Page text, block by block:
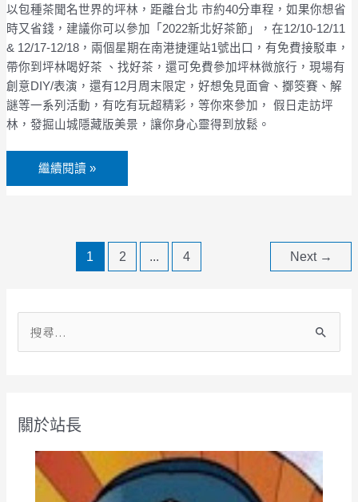
以包種茶聞名世界的坪林，距離台北 市約40分車程，如果你想省
時又省錢，建議你可以參加「2022新北好茶節」，在12/10-12/11
& 12/17-12/18，兩個星期在南港捷運站1號出口，有免費接駁車，
帶你到坪林喝好茶 、找好茶，還可免費參加坪林微旅行，現場有
創意DIY/表演，還有12月周末限定，好想兔見面會、擲筊賽、解
謎等一系列活動，有吃有玩超精彩，等你來參加， 假日走訪坪
林，發掘山城隱藏版美景，讓你身心靈得到放鬆。
好
吃
好
玩，
全
在
坪
繼續閱讀 »
1 2 ... 4 Next →
字
關於站長